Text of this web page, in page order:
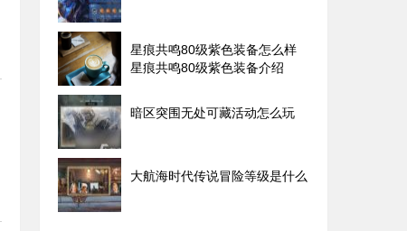
星痕共鸣80级紫色装备怎么样
星痕共鸣80级紫色装备介绍
暗区突围无处可藏活动怎么玩
大航海时代传说冒险等级是什么